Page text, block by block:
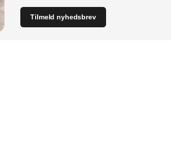
Tilmeld nyhedsbrev